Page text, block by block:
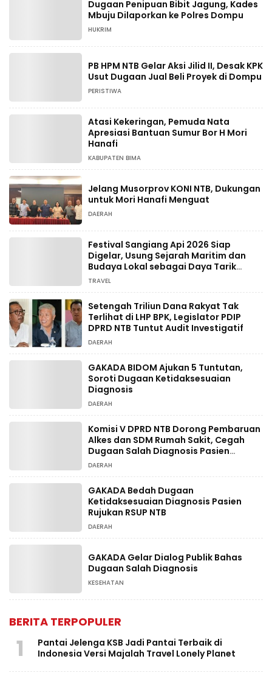
Dugaan Penipuan Bibit Jagung, Kades
Mbuju Dilaporkan ke Polres Dompu
HUKRIM
PB HPM NTB Gelar Aksi Jilid II, Desak KPK
Usut Dugaan Jual Beli Proyek di Dompu
PERISTIWA
Atasi Kekeringan, Pemuda Nata
Apresiasi Bantuan Sumur Bor H Mori
Hanafi
KABUPATEN BIMA
Jelang Musorprov KONI NTB, Dukungan
untuk Mori Hanafi Menguat
DAERAH
Festival Sangiang Api 2026 Siap
Digelar, Usung Sejarah Maritim dan
Budaya Lokal sebagai Daya Tarik
Wisata
TRAVEL
Setengah Triliun Dana Rakyat Tak
Terlihat di LHP BPK, Legislator PDIP
DPRD NTB Tuntut Audit Investigatif
DAERAH
GAKADA BIDOM Ajukan 5 Tuntutan,
Soroti Dugaan Ketidaksesuaian
Diagnosis
DAERAH
Komisi V DPRD NTB Dorong Pembaruan
Alkes dan SDM Rumah Sakit, Cegah
Dugaan Salah Diagnosis Pasien
Rujukan Bima-Dompu
DAERAH
GAKADA Bedah Dugaan
Ketidaksesuaian Diagnosis Pasien
Rujukan RSUP NTB
DAERAH
GAKADA Gelar Dialog Publik Bahas
Dugaan Salah Diagnosis
KESEHATAN
BERITA TERPOPULER
1
Pantai Jelenga KSB Jadi Pantai Terbaik di
Indonesia Versi Majalah Travel Lonely Planet